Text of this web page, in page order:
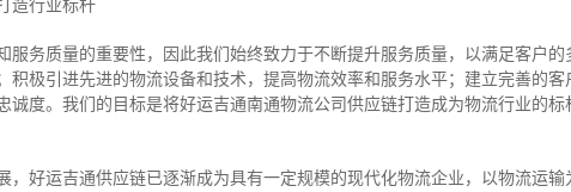
造行业标杆
服务质量的重要性，因此我们始终致力于不断提升服务质量，以满足客户
积极引进先进的物流设备和技术，提高物流效率和服务水平；建立完善的
诚度。我们的目标是将好运吉通南通物流公司供应链打造成为物流行业的
，好运吉通供应链已逐渐成为具有一定规模的现代化物流企业，以物流运